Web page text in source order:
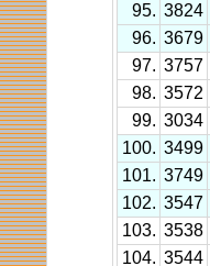
95. 3824
96. 3679
97. 3757
98. 3572
99. 3034
100. 3499
101. 3749
102. 3547
103. 3538
104. 3544